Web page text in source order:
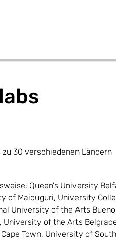
30 verschiedenen Ländern
Queen's University
of Maiduguri, University
University of the Arts
of the Arts
Town, University of South